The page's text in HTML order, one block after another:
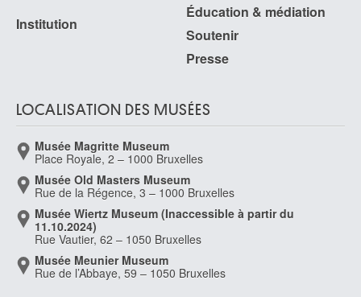
Institution
Éducation & médiation
Soutenir
Presse
LOCALISATION DES MUSÉES
Musée Magritte Museum
Place Royale, 2 – 1000 Bruxelles
Musée Old Masters Museum
Rue de la Régence, 3 – 1000 Bruxelles
Musée Wiertz Museum (Inaccessible à partir du
11.10.2024)
Rue Vautier, 62 – 1050 Bruxelles
Musée Meunier Museum
Rue de l’Abbaye, 59 – 1050 Bruxelles